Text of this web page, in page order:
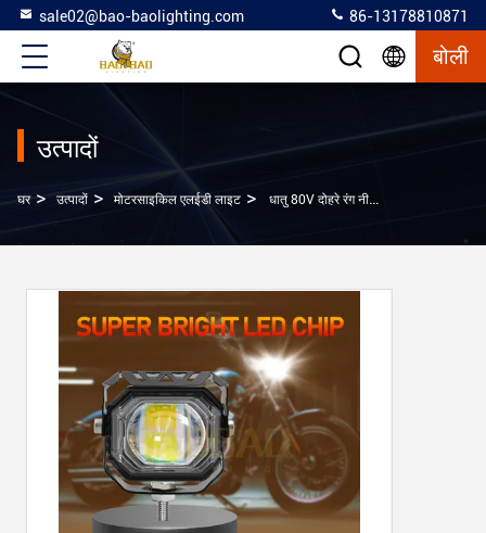
sale02@bao-baolighting.com 86-13178810871
बोली
उत्पादों
घर > उत्पादों > मोटरसाइकिल एलईडी लाइट > धातु 80V दोहरे रंग नीला लाल चमकती सीजी संशोधित मोटरसाइकिल एलईडी हेडलाइट